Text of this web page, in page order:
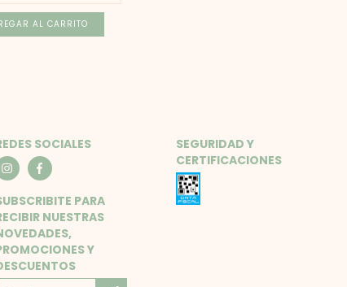
AL CARRITO
SOCIALES
PARA
NUESTRAS
Y
SEGURIDAD Y
CERTIFICACIONES